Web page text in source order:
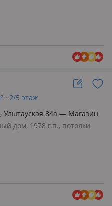
рядом 21 школа,
· 2/5 этаж
Улытауская 84а — Магазин
дом, 1978 г.п., потолки
рядом базар Турар,